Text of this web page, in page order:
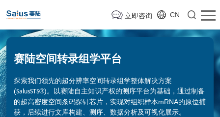
立即咨询 CN
赛陆空间转录组学平台
探索我们领先的超分辨率空间转录组学整体解决方案
(SalusSTS®)。以赛陆自主知识产权的测序平台为基础，通过制备
的超高密度空间条码探针芯片，实现对组织样本mRNA的原位捕
获 ， 后续进行文库构建、测序、数据分析及可视化展示。